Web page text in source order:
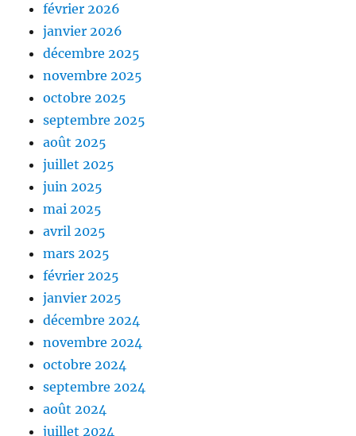
février 2026
janvier 2026
décembre 2025
novembre 2025
octobre 2025
septembre 2025
août 2025
juillet 2025
juin 2025
mai 2025
avril 2025
mars 2025
février 2025
janvier 2025
décembre 2024
novembre 2024
octobre 2024
septembre 2024
août 2024
juillet 2024